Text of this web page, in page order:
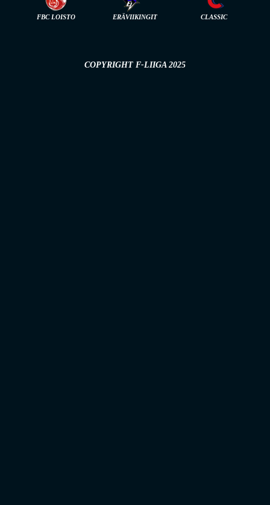
FBC LOISTO ERÄVIIKINGIT CLASSIC
COPYRIGHT F-LIIGA 2025